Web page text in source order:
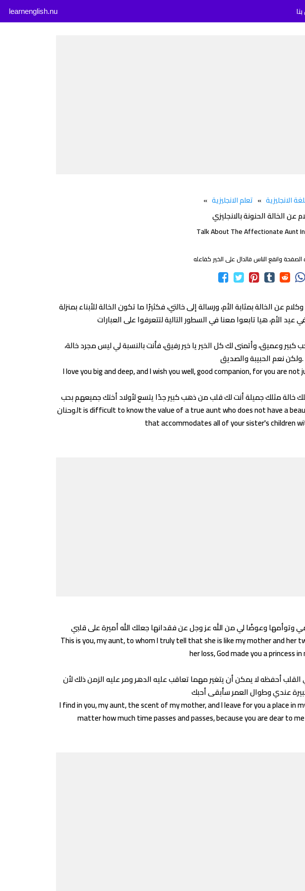
learnenglish.nu
الانجليزية» تعلم الانجليزية»
عن الخالة الحنونة بالانجليزي
Talk About The Affectionate Aunt
وانفع الناس فالدال على الخير كفاعله
عن الخالة بمثابة الأم، ورسالة إلى خالتي، فكثيرًا ما تكون الخالة للأبناء بمنزلة
وعميق، وأتمنى لك كل الخير يا خير رفيق، فأنت بالنسبة لي ليس مجرد خالة،
ولكن نعم الحبيبة والصديق.
I love you big and deep, and I wish you well, good companion, for you are
خالة مثلك جميلة أنت لك قلب من ذهب كبير جدًا يتسع لأولاد أختك جميعهم بحب
وحنان.It is difficult to know the value of a true aunt who does not have a beautiful aunt like you. You have a very big heart of gold
that accommodates all of your sister's children
This is you, my aunt, to whom I truly tell that she is like my mother and
her loss, God made you a princess
أحفظه لا يمكن أن يتغير مهما تعاقب عليه الدهر ومر عليه الزمن ذلك لأن
I find in you, my aunt, the scent of my mother, and I leave for you a place in
matter how much time passes and passes, because you are dear to